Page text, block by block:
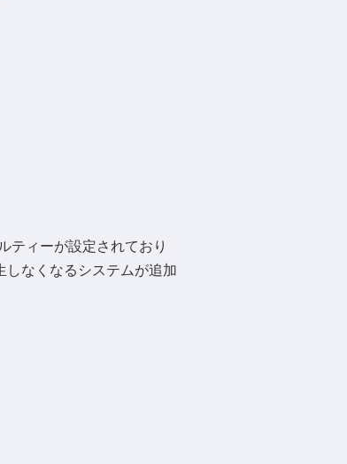
ティーが設定されており
しなくなるシステムが追加